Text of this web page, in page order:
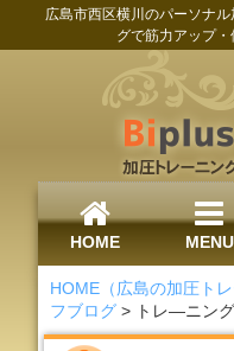
広島市西区横川のパーソナ
グで筋力アップ
HOME MENU
HOME（広島の加圧トレ
フブログ > トレ―ニン